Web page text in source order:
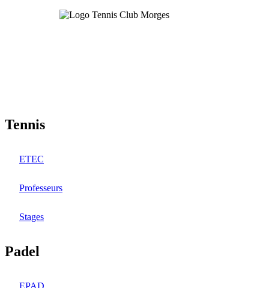
Tennis
ETEC
Professeurs
Stages
Padel
EPAD